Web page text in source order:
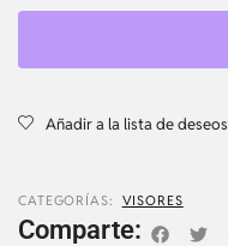
Añadir a la lista de deseos
CATEGORÍAS: VISORES
Comparte: